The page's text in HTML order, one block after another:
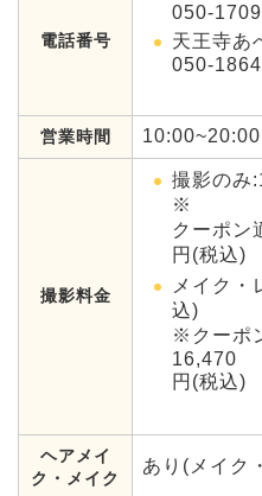
電話番号
050-
天王寺あ
050-
営業時間 10:00~20:00
撮影料金
撮影のみ
※
クーポン
円(税込)
メイク・
込)
※クーポ
16,470
円(税込)
ヘアメイ
ク・メイク
あり(メイク